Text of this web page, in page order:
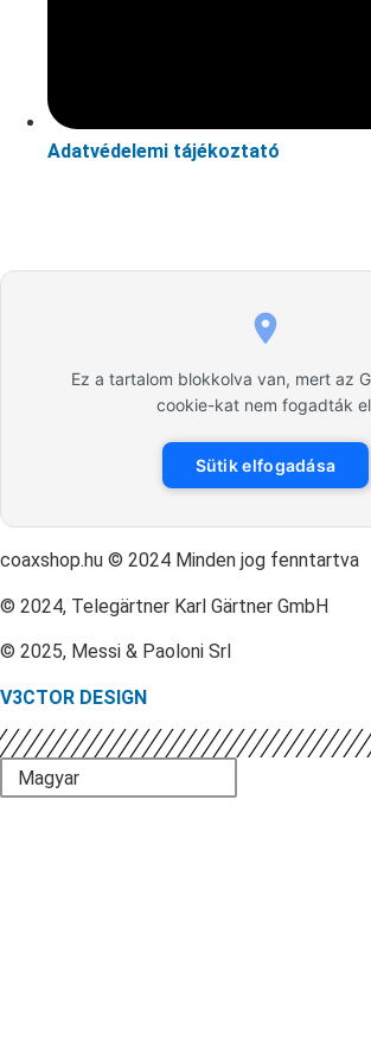
Adatvédelemi tájékoztató
Ez a tartalom blokkolva van, mert az
cookie-kat nem fogadták
Sütik elfogadása
coaxshop.hu © 2024 Minden jog fenntartva
© 2024, Telegärtner Karl Gärtner GmbH
© 2025, Messi & Paoloni Srl
V3CTOR DESIGN
Magyar